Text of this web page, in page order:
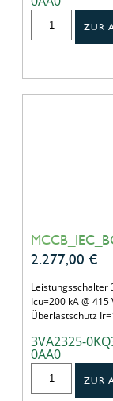
ZUR
2.277,00 €
Leistungsschalter
Icu=200 kA @
Überlastschutz
3VA2325-
0AA0
ZUR